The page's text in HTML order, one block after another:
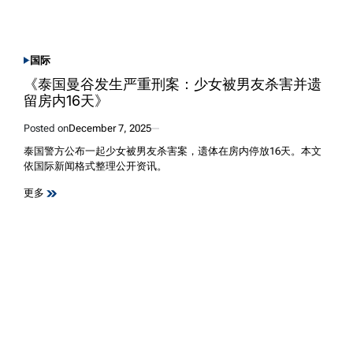
POSTED
IN
国际
《泰国曼谷发生严重刑案：少女被男友杀害并遗
留房内16天》
Posted onDecember 7, 2025
泰国警方公布一起少女被男友杀害案，遗体在房内停放16天。本文
依国际新闻格式整理公开资讯。
更多